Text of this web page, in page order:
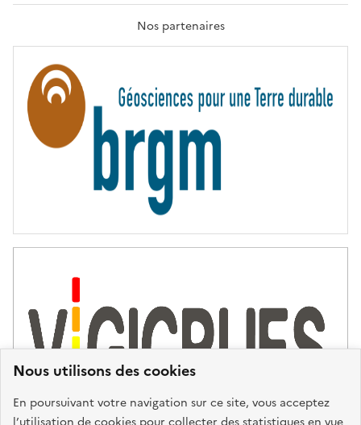
Nous utilisons des cookies
En poursuivant votre navigation sur ce site, vous acceptez
A
T
R
T
É
Nos partenaires